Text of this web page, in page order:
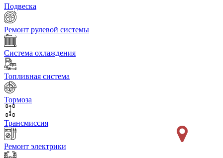
Подвеска
Ремонт рулевой системы
Система охлаждения
Топливная система
Тормоза
Трансмиссия
Ремонт электрики